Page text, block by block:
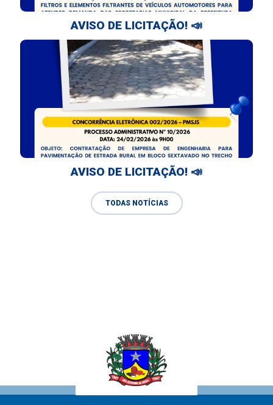
AVISO DE LICITAÇÃO! 📣
AVISO DE LICITAÇÃO! 📣
TODAS NOTÍCIAS